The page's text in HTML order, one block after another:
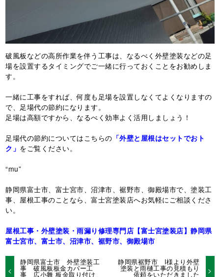
破風板などの高所作業を伴う工事は、なるべく外壁塗装などの足
場を設置するタイミングでご一緒に行っておくことをお勧めしま
す。
一緒に工事をすれば、何度も足場を設置しなくてよくなりますの
で、足場代の節約になります。
足場は高額ですから、なるべく効率よく活用しましょう！
足場代の節約についてはこちらの 「外壁と屋根はセットでおト
ク」 をご覧ください。
“mu”
静岡県富士市、富士宮市、沼津市、裾野市、御殿場市で、塗装工
事、屋根工事のことなら、富士宮塗装店へお気軽にご相談くださ
い。
屋根工事・外壁塗装・雨漏り修理専門店【富士宮塗装店】静岡県
富士宮市、富士市、沼津市、裾野市、御殿場市
静岡県富士市 外壁塗装工
事 破風板板金カバー工
事 広小舞 板金取り付け
静岡県裾野市 I様より外壁
塗装と雨樋工事の見積もり
依頼をいただきました